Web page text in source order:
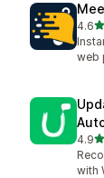
4.6
共有
web
4.9
共有
with